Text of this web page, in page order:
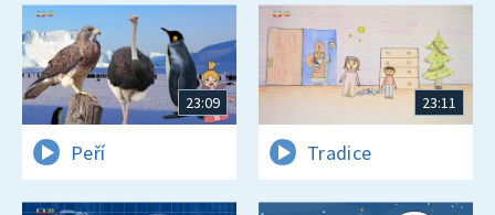
23:09
Peří
23:11
Tradice